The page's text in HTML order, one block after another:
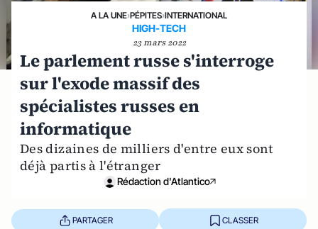
A LA UNE›PÉPITES›INTERNATIONAL
HIGH-TECH
23 mars 2022
Le parlement russe s'interroge
sur l'exode massif des
spécialistes russes en
informatique
Des dizaines de milliers d'entre eux sont
déjà partis à l'étranger
Rédaction d'Atlantico
PARTAGER CLASSER